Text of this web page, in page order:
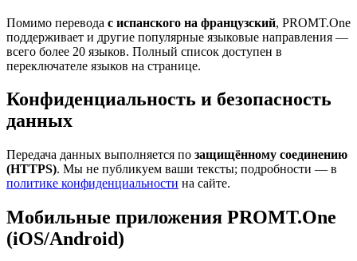
Помимо перевода с испанского на французский, PROMT.One
поддерживает и другие популярные языковые направления —
всего более 20 языков. Полный список доступен в
переключателе языков на странице.
Конфиденциальность и безопасность
данных
Передача данных выполняется по защищённому соединению
(HTTPS). Мы не публикуем ваши тексты; подробности — в
политике конфиденциальности на сайте.
Мобильные приложения PROMT.One
(iOS/Android)